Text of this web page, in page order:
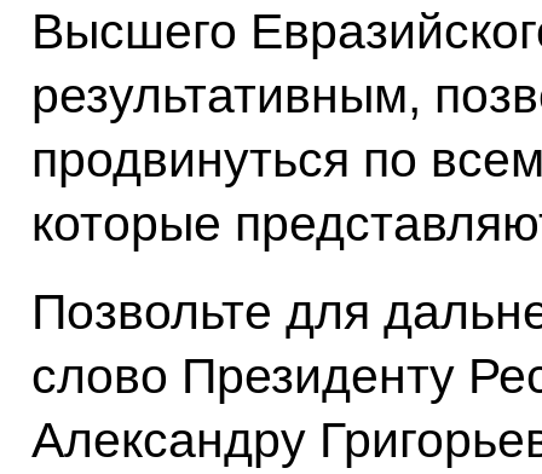
Высшего
результативным,
продвинуться по
которые
Позвольте для
слово Президенту
Александру